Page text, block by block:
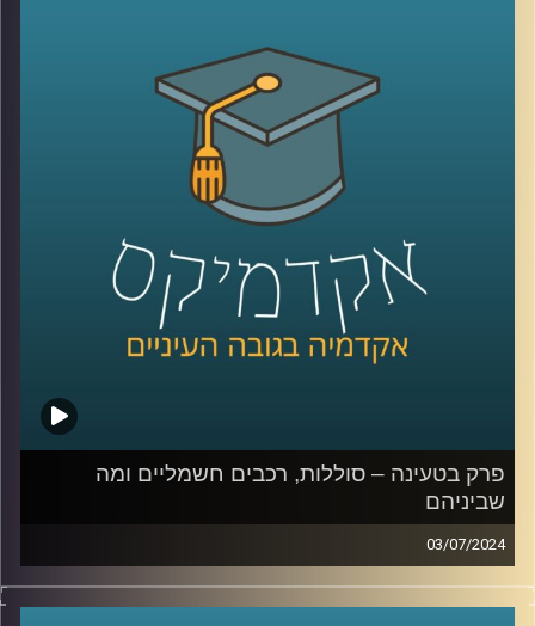
ככל הנראה רובכם תופתעו לשמוע שהתשובה היא דווקא לא
כסף מזומן. מהמחקרים, שערך הפסיכולוג ד"ר גיא הוכמן
באוניברסיטת דיוק, עולה כי עובדים אמנם אומרים שהם רוצים
כסף מזומן, אבל מה שהם באמת רוצים זו מילה טובה מהבוס.
המקרה הזה מצטרף לשורה גדולה של מקרים שנחקרו על ידי
הכלכלה ההתנהגותית ונמצא שהתשובה האינטואיטיבית או
ההגיונית היא לא תמיד הנכונה
אז על זה ועוד הצטרף אלינו ד״ר גיא הוכמן, ראש תכנית התואר
השני בכלכלה התנהגותית באוניברסיטת רייכמן
קרדיט תמונות:AudioVersity
פרק בטעינה – סוללות, רכבים חשמליים ומה
שביניהם
03/07/2024
שוק הרכבים החשמליים בישראל הולך וגדל.